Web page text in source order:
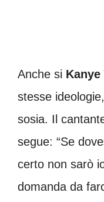
Anche si Kanye
stesse
sosia. Il
segue: “Se
certo non sarò
domanda da